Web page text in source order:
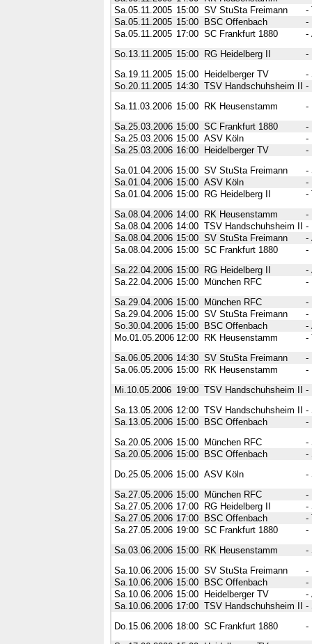
Sa.05.11.2005 15:00 SV StuSta Freimann -
Sa.05.11.2005 15:00 BSC Offenbach -
Sa.05.11.2005 17:00 SC Frankfurt 1880 -
So.13.11.2005 15:00 RG Heidelberg II -
Sa.19.11.2005 15:00 Heidelberger TV -
So.20.11.2005 14:30 TSV Handschuhsheim II -
Sa.11.03.2006 15:00 RK Heusenstamm -
Sa.25.03.2006 15:00 SC Frankfurt 1880 -
Sa.25.03.2006 15:00 ASV Köln -
Sa.25.03.2006 16:00 Heidelberger TV -
Sa.01.04.2006 15:00 SV StuSta Freimann -
Sa.01.04.2006 15:00 ASV Köln -
Sa.01.04.2006 15:00 RG Heidelberg II -
Sa.08.04.2006 14:00 RK Heusenstamm -
Sa.08.04.2006 14:00 TSV Handschuhsheim II -
Sa.08.04.2006 15:00 SV StuSta Freimann -
Sa.08.04.2006 15:00 SC Frankfurt 1880 -
Sa.22.04.2006 15:00 RG Heidelberg II -
Sa.22.04.2006 15:00 München RFC -
Sa.29.04.2006 15:00 München RFC -
Sa.29.04.2006 15:00 SV StuSta Freimann -
So.30.04.2006 15:00 BSC Offenbach -
Mo.01.05.2006 12:00 RK Heusenstamm -
Sa.06.05.2006 14:30 SV StuSta Freimann -
Sa.06.05.2006 15:00 RK Heusenstamm -
Mi.10.05.2006 19:00 TSV Handschuhsheim II -
Sa.13.05.2006 12:00 TSV Handschuhsheim II -
Sa.13.05.2006 15:00 BSC Offenbach -
Sa.20.05.2006 15:00 München RFC -
Sa.20.05.2006 15:00 BSC Offenbach -
Do.25.05.2006 15:00 ASV Köln -
Sa.27.05.2006 15:00 München RFC -
Sa.27.05.2006 17:00 RG Heidelberg II -
Sa.27.05.2006 17:00 BSC Offenbach -
Sa.27.05.2006 19:00 SC Frankfurt 1880 -
Sa.03.06.2006 15:00 RK Heusenstamm -
Sa.10.06.2006 15:00 SV StuSta Freimann -
Sa.10.06.2006 15:00 BSC Offenbach -
Sa.10.06.2006 15:00 Heidelberger TV -
Sa.10.06.2006 17:00 TSV Handschuhsheim II -
Do.15.06.2006 18:00 SC Frankfurt 1880 -